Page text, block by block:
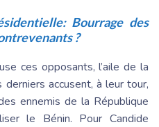
Bourrage des
?
ces opposants, l’aile de la
accusent, à leur tour,
ennemis de la République
le Bénin. Pour Candide